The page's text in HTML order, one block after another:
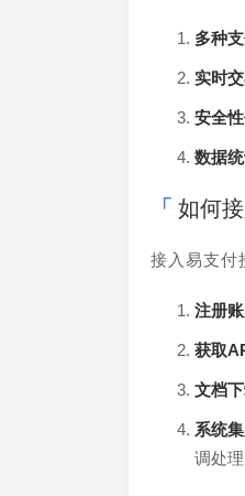
多种
实时
安全
数据
如何
接入易支付
注册
获取
文档
系统
调处理